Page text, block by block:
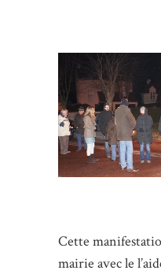
Cette
mairie avec le